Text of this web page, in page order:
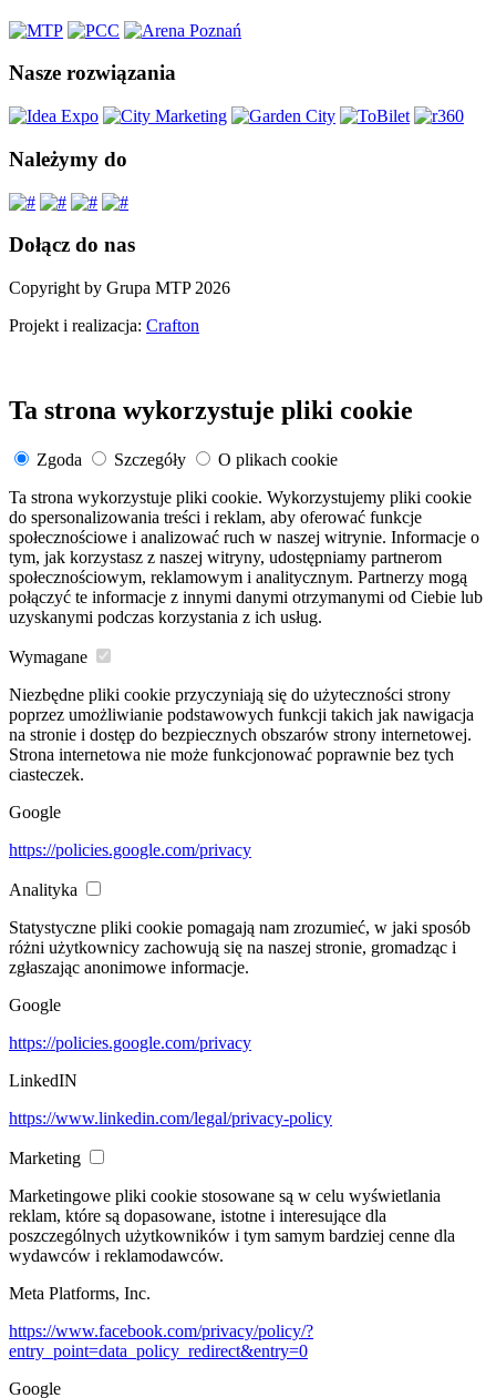
Nasze rozwiązania
Należymy do
Dołącz do nas
Copyright by Grupa MTP 2026
Projekt i realizacja: Crafton
Ta strona wykorzystuje pliki cookie
Zgoda Szczegóły
O plikach cookie
Ta strona wykorzystuje pliki cookie. Wykorzystujemy pliki cookie
do spersonalizowania treści i reklam, aby oferować funkcje
społecznościowe i analizować ruch w naszej witrynie. Informacje o
tym, jak korzystasz z naszej witryny, udostępniamy partnerom
społecznościowym, reklamowym i analitycznym. Partnerzy mogą
połączyć te informacje z innymi danymi otrzymanymi od Ciebie lub
uzyskanymi podczas korzystania z ich usług.
Wymagane
Niezbędne pliki cookie przyczyniają się do użyteczności strony
poprzez umożliwianie podstawowych funkcji takich jak nawigacja
na stronie i dostęp do bezpiecznych obszarów strony internetowej.
Strona internetowa nie może funkcjonować poprawnie bez tych
ciasteczek.
Google
https://policies.google.com/privacy
Analityka
Statystyczne pliki cookie pomagają nam zrozumieć, w jaki sposób
różni użytkownicy zachowują się na naszej stronie, gromadząc i
zgłaszając anonimowe informacje.
Google
https://policies.google.com/privacy
LinkedIN
https://www.linkedin.com/legal/privacy-policy
Marketing
Marketingowe pliki cookie stosowane są w celu wyświetlania
reklam, które są dopasowane, istotne i interesujące dla
poszczególnych użytkowników i tym samym bardziej cenne dla
wydawców i reklamodawców.
Meta Platforms, Inc.
https://www.facebook.com/privacy/policy/?
entry_point=data_policy_redirect&entry=0
Google